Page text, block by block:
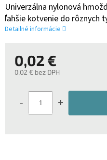
Univerzálna nylonová
ľahšie kotvenie do rôznych
Detailné informácie
0,02 €
0,02 € bez DPH
cena:
- +